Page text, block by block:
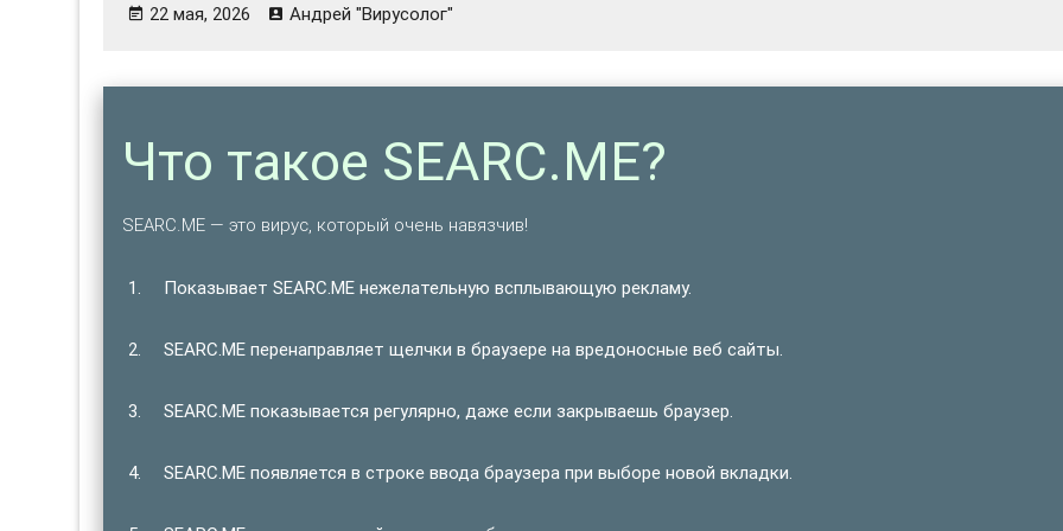
22 мая, 2026 Андрей "Вирусолог"
Что такое SEARC.ME?
SEARC.ME — это вирус, который очень навязчив!
Показывает SEARC.ME нежелательную всплывающую рекламу.
SEARC.ME перенаправляет щелчки в браузере на вредоносные веб сайты.
SEARC.ME показывается регулярно, даже если закрываешь браузер.
SEARC.ME появляется в строке ввода браузера при выборе новой вкладки.